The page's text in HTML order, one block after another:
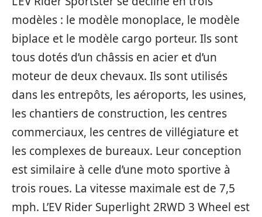
modèles : le modèle monoplace, le modèle
biplace et le modèle cargo porteur. Ils sont
tous dotés d’un châssis en acier et d’un
moteur de deux chevaux. Ils sont utilisés
dans les entrepôts, les aéroports, les usines,
les chantiers de construction, les centres
commerciaux, les centres de villégiature et
les complexes de bureaux. Leur conception
est similaire à celle d’une moto sportive à
trois roues. La vitesse maximale est de 7,5
mph. L’EV Rider Superlight 2RWD 3 Wheel est